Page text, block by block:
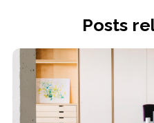
Posts